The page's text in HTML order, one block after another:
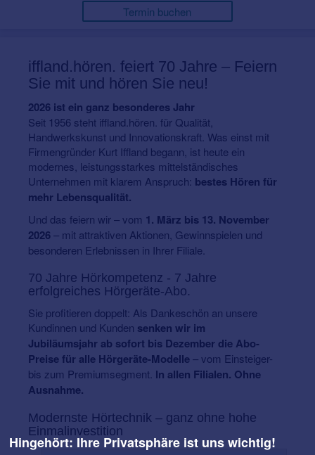
Termin buchen
iffland.hören. feiert 70 Jahre – Feiern
Sie mit und hören Sie neu!
2026 ist ein ganz besonderes Jahr
Seit 1956 steht iffland.hören. für Qualität,
Handwerkskunst und Innovationskraft. Was einst mit
Firmengründer Kurt Iffland begann, ist heute ein
modernes, leistungsstarkes mittelständisches
Unternehmen mit klarem Anspruch: bestes Hören für
mehr Lebensqualität.
Und das feiern wir – vom 1. März bis 13. November
2026– mit attraktiven Aktionen, Gewinnspielen und
besonderen Erlebnissen in Ihrer Filiale.
70 Jahre Hörkompetenz - 7 Jahre
erfolgreiches Hörgeräte-Abo.
Sie profitieren doppelt: Als Dankeschön an unsere
Kundinnen und Kunden senken wir im
Jubiläumsjahr ab sofort bis Dezember die Abo-
Preise für alle Hörgeräte-Modelle– vom Einsteiger-
bis zum Premiumsegment. In allen Filialen. Ohne
Ausnahme.
Modernste Hörtechnik – ganz ohne hohe
Einmalinvestition
Hingehört: Ihre Privatsphäre ist uns wichtig!